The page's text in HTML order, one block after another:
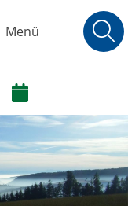
Menü